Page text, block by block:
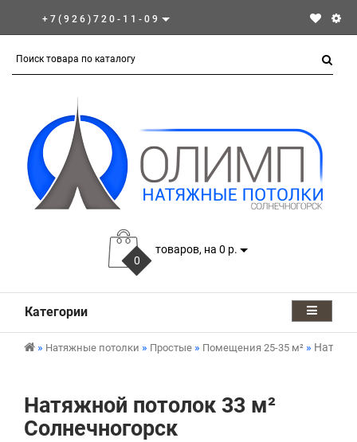
+7(926)720-11-09
0
товаров, на 0 р.
Категории
Натяжные потолки Простые Помещения 25-35 м²
Натяжной потолок 33 м²
Солнечногорск